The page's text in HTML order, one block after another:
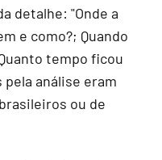
detalhe: "Onde a
e como?; Quando
tempo ficou
pela análise eram
ou de